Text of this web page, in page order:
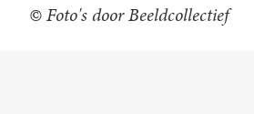
© Foto's door Beeldcollectief